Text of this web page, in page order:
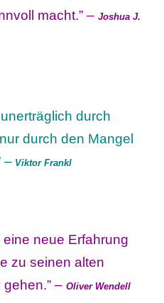
macht.” – Joshua J.
durch
durch den Mangel
– Viktor Frankl
eine neue Erfahrung
zu seinen alten
– Oliver Wendell